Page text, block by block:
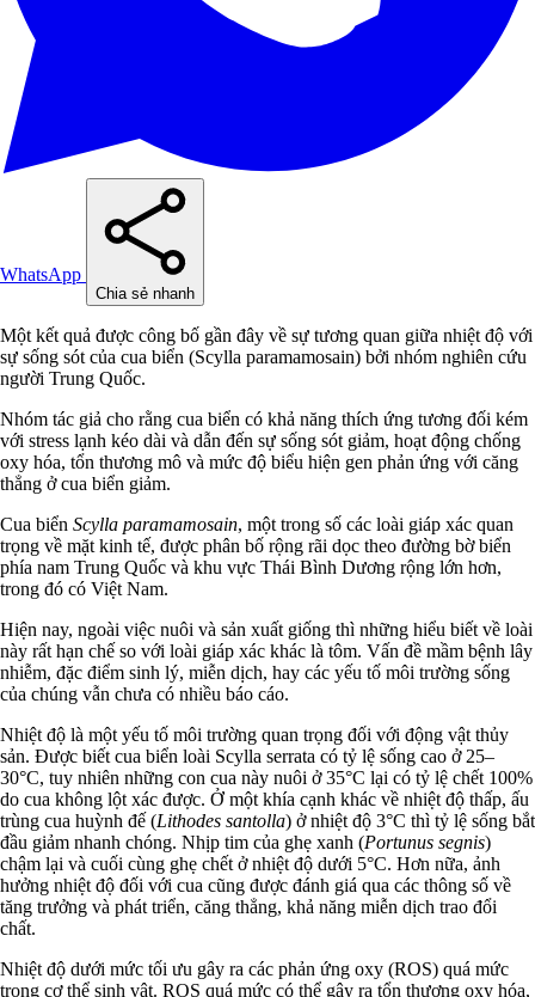
WhatsApp
Chia sẻ nhanh
Một kết quả được công bố gần đây về sự tương quan giữa nhiệt độ với
sự sống sót của cua biển (Scylla paramamosain) bởi nhóm nghiên cứu
người Trung Quốc.
Nhóm tác giả cho rằng cua biển có khả năng thích ứng tương đối kém
với stress lạnh kéo dài và dẫn đến sự sống sót giảm, hoạt động chống
oxy hóa, tổn thương mô và mức độ biểu hiện gen phản ứng với căng
thẳng ở cua biển giảm.
Cua biển Scylla paramamosain, một trong số các loài giáp xác quan
trọng về mặt kinh tế, được phân bố rộng rãi dọc theo đường bờ biển
phía nam Trung Quốc và khu vực Thái Bình Dương rộng lớn hơn,
trong đó có Việt Nam.
Hiện nay, ngoài việc nuôi và sản xuất giống thì những hiểu biết về loài
này rất hạn chế so với loài giáp xác khác là tôm. Vấn đề mầm bệnh lây
nhiễm, đặc điểm sinh lý, miễn dịch, hay các yếu tố môi trường sống
của chúng vẫn chưa có nhiều báo cáo.
Nhiệt độ là một yếu tố môi trường quan trọng đối với động vật thủy
sản. Được biết cua biển loài Scylla serrata có tỷ lệ sống cao ở 25–
30°C, tuy nhiên những con cua này nuôi ở 35°C lại có tỷ lệ chết 100%
do cua không lột xác được. Ở một khía cạnh khác về nhiệt độ thấp, ấu
trùng cua huỳnh đế (Lithodes santolla) ở nhiệt độ 3°C thì tỷ lệ sống bắt
đầu giảm nhanh chóng. Nhịp tim của ghẹ xanh (Portunus segnis)
chậm lại và cuối cùng ghẹ chết ở nhiệt độ dưới 5°C. Hơn nữa, ảnh
hưởng nhiệt độ đối với cua cũng được đánh giá qua các thông số về
tăng trưởng và phát triển, căng thẳng, khả năng miễn dịch trao đổi
chất.
Nhiệt độ dưới mức tối ưu gây ra các phản ứng oxy (ROS) quá mức
trong cơ thể sinh vật. ROS quá mức có thể gây ra tổn thương oxy hóa,